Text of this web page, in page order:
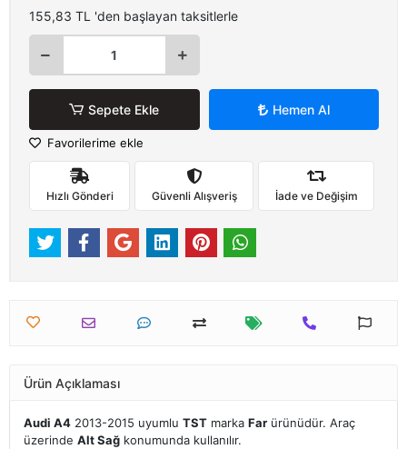
155,83 TL 'den başlayan taksitlerle
Sepete Ekle Hemen Al
Favorilerime ekle
Hızlı Gönderi Güvenli Alışveriş İade ve Değişim
Ürün Açıklaması
Audi A4 2013-2015 uyumlu TST marka Far ürünüdür. Araç
üzerinde Alt Sağ konumunda kullanılır.